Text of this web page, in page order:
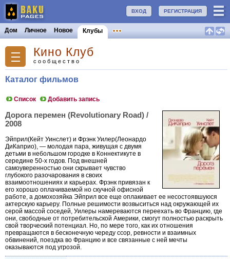
РЕГИСТРАЦИЯ
ВХОД
Дом Личное Новое Клубы
Кино Клуб
сообщество
Каталог фильмов
Список Добавить запись
Дорога перемен (Revolutionary Road) /
2008
Эйприл(Кейт Уинслет) и Фрэнк Уилер(Леонардо
ДиКаприо), — молодая пара, живущая с двумя
детьми в небольшом городке в Коннектикуте в
середине 50-х годов. Под внешней
самоуверенностью они скрывает чувство
глубокого разочарования в своих
взаимоотношениях и карьерах. Фрэнк привязан к
его хорошо оплачиваемой но скучной офисной
работе, а домохозяйка Эйприл все еще оплакивает ее несостоявшуюся
актерскую карьеру. Полные решимости возвыситься над окружающей их
серой массой соседей, Уилеры намереваются переехать во Францию, где
они, свободные от потребительской Америки, смогут полностью раскрыть
свой творческий потенциал. Но, по мере того, как их отношения
превращаются в бесконечную череду ссор, ревности и взаимных
обвинений, поездка во Францию и все связанные с ней мечты
оказываются под угрозой.